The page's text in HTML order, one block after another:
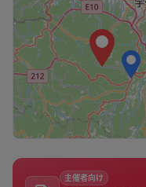
主催者向け